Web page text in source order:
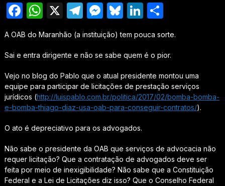
Facebook
WhatsApp
X Telegram
Messenger
Bluesky
LinkedIn
Share
A OAB do Maranhão (a instituição) tem pouca sorte.
Sai e entra dirigente e não se sabe quem é o pior.
Vejo no blog do Pablo que o atual presidente montou uma
equipe para participar de licitações de prestação serviços
jurídicos (http://luispablo.com.br/politica/2017/02/bomba-bomba-
e-bomba-thiago-diaz-usa-oab-para-conseguir-contratos/).
O ato é depreciativo para os advogados.
Não sabe o presidente da OAB que serviços de advocacia não
requer licitação? Que a contratação de advogados deve ser
feita por meio de inexigibilidade? Não sabe que a Constituição
Federal e a Lei de Licitações diz isso? Que o Conselho Federal